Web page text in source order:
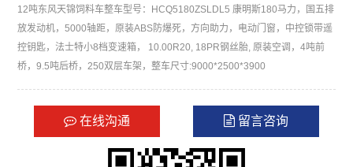
12吨东风天锦饲料车整车型号：HCQ5180ZSLDL5 康明斯180马力，国五排
放发动机，5000轴距，原装ABS防爆死，方向助力，电动门窗，中控锁带遥
控钥匙，法士特小8档变速箱， 10.00R20, 18PR钢丝胎, 原装空调，4吨前
桥，9.5吨后桥，250双层车架，整车尺寸:9000*2500*3900
在线沟通 留言咨询